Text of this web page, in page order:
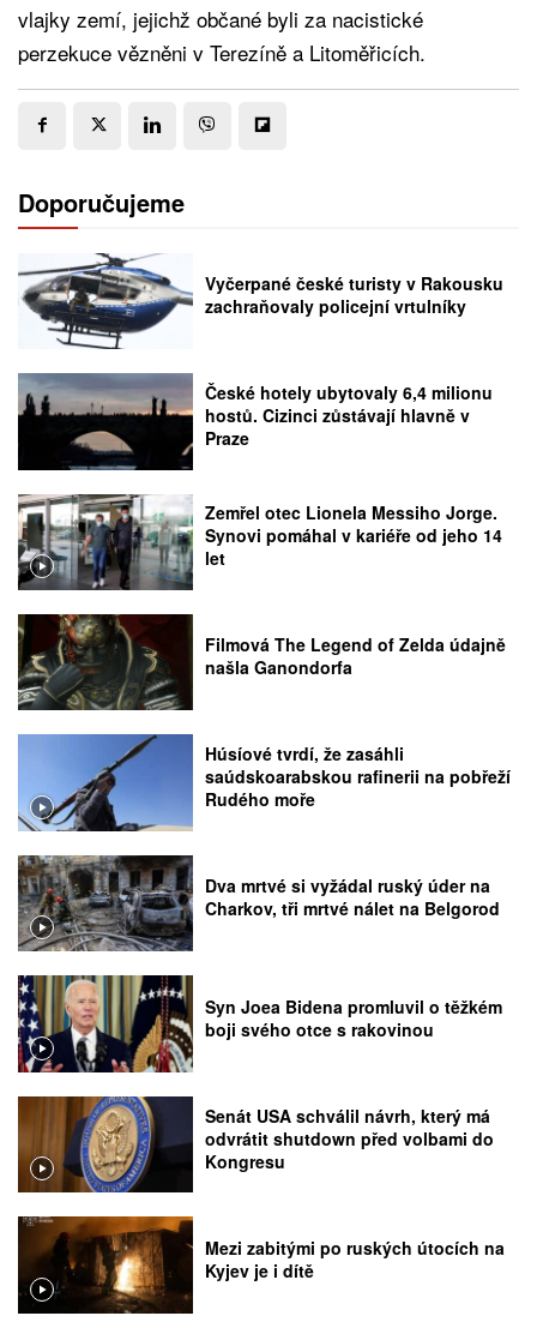
vlajky zemí, jejichž občané byli za nacistické
perzekuce vězněni v Terezíně a Litoměřicích.
Doporučujeme
Vyčerpané české turisty v Rakousku
zachraňovaly policejní vrtulníky
České hotely ubytovaly 6,4 milionu
hostů. Cizinci zůstávají hlavně v
Praze
Zemřel otec Lionela Messiho Jorge.
Synovi pomáhal v kariéře od jeho 14
let
Filmová The Legend of Zelda údajně
našla Ganondorfa
Húsíové tvrdí, že zasáhli
saúdskoarabskou rafinerii na pobřeží
Rudého moře
Dva mrtvé si vyžádal ruský úder na
Charkov, tři mrtvé nálet na Belgorod
Syn Joea Bidena promluvil o těžkém
boji svého otce s rakovinou
Senát USA schválil návrh, který má
odvrátit shutdown před volbami do
Kongresu
Mezi zabitými po ruských útocích na
Kyjev je i dítě